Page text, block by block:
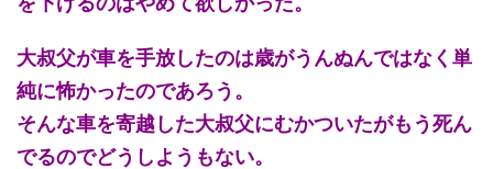
大叔父が車を手放したのは歳がうんぬんではなく単
純に怖かったのであろう。
そんな車を寄越した大叔父にむかついたがもう死ん
でるのでどうしようもない。